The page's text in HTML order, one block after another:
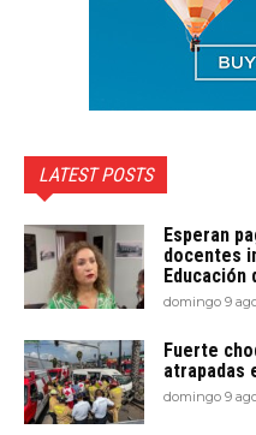
LATEST POSTS
Esperan
docentes
Educación
domingo 9
Fuerte
atrapadas
domingo 9